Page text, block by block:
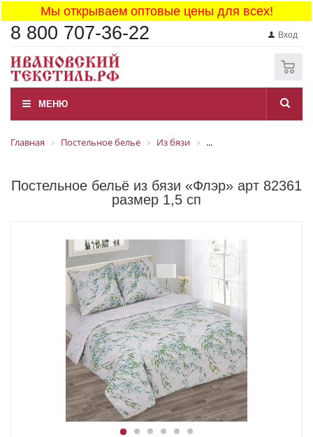
Мы открываем оптовые цены для всех!
8 800 707-36-22 Вход
МЕНЮ
Главная Постельное белье Из бязи ...
Постельное бельё из бязи «Флэр» арт 82361
размер 1,5 сп